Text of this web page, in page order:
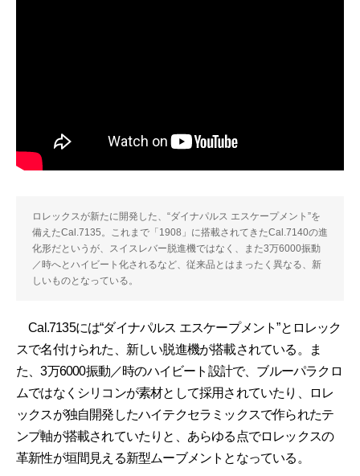
ロレックスが新たに開発した、“ダイナパルス エスケープメント”を
備えたCal.7135。これまで「1908」に搭載されてきたCal.7140の進
化形だというが、スイスレバー脱進機ではなく、また3万6000振動
／時へとハイビート化されるなど、従来品とはまったく異なる、新
しいものとなっている。
Cal.7135には“ダイナパルス エスケープメント”とロレック
スで名付けられた、新しい脱進機が搭載されている。ま
た、3万6000振動／時のハイビート設計で、ブルーパラクロ
ムではなくシリコンが素材として採用されていたり、ロレ
ックスが独自開発したハイテクセラミックスで作られたテ
ンプ軸が搭載されていたりと、あらゆる点でロレックスの
革新性が垣間見える新型ムーブメントとなっている。